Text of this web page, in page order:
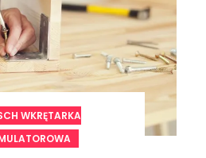
WKRĘTARKA